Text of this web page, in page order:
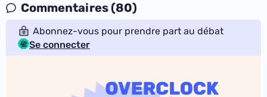
Commentaires (80)
Abonnez-vous pour prendre part au débat
Se connecter